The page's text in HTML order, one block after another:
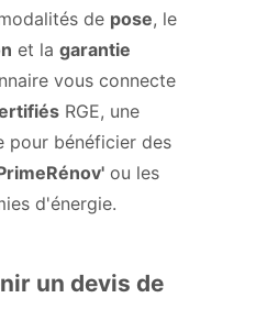
de pose, le
et la garantie
vous connecte
RGE, une
pour bénéficier des
ou les
d'énergie.
un devis de